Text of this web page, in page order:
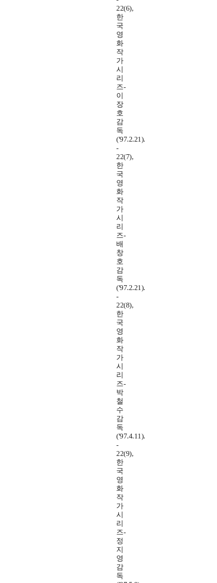
22(6),
한
국
영
화
작
가
시
리
즈-
이
장
호
감
독
('97.2.21).
-
22(7),
한
국
영
화
작
가
시
리
즈-
배
창
호
감
독
('97.2.21).
-
22(8),
한
국
영
화
작
가
시
리
즈-
박
철
수
감
독
('97.4.11).
-
22(9),
한
국
영
화
작
가
시
리
즈-
정
지
영
감
독